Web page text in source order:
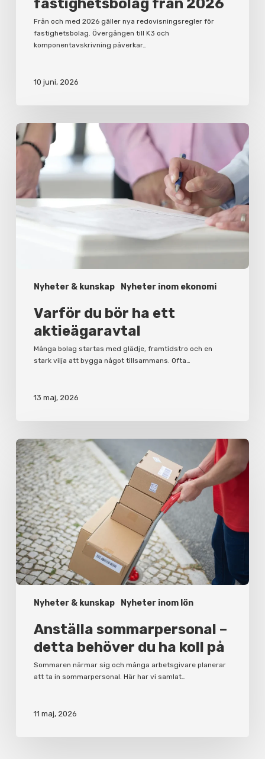
fastighetsbolag från 2026
Från och med 2026 gäller nya redovisningsregler för
fastighetsbolag. Övergången till K3 och
komponentavskrivning påverkar…
10 juni, 2026
Nyheter & kunskap Nyheter inom ekonomi
Varför
du
ett
aktieägaravtal
Varför du bör ha ett
aktieägaravtal
Många bolag startas med glädje, framtidstro och en
stark vilja att bygga något tillsammans. Ofta…
13 maj, 2026
Nyheter & kunskap Nyheter inom lön
Anställa
sommarpersonal
–
detta
behöver
du
ha
koll
på
Anställa sommarpersonal –
detta behöver du ha koll på
Sommaren närmar sig och många arbetsgivare planerar
att ta in sommarpersonal. Här har vi samlat…
11 maj, 2026